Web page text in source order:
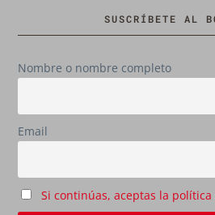
SUSCRÍBETE AL
Nombre o nombre completo
Email
Si continúas, aceptas la